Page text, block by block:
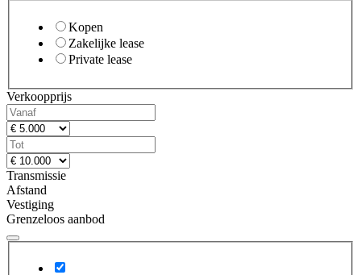
Kopen
Zakelijke lease
Private lease
Verkoopprijs
Transmissie
Afstand
Vestiging
Grenzeloos aanbod